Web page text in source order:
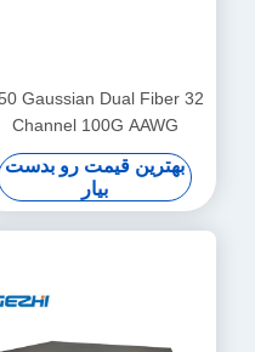
Gaussian Dual Fiber 32
Channel 100G AAWG
DWDM
بهترین قیمت رو بدست
بیار